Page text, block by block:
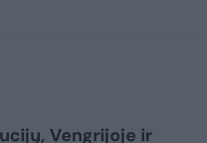
Vengrijoje ir